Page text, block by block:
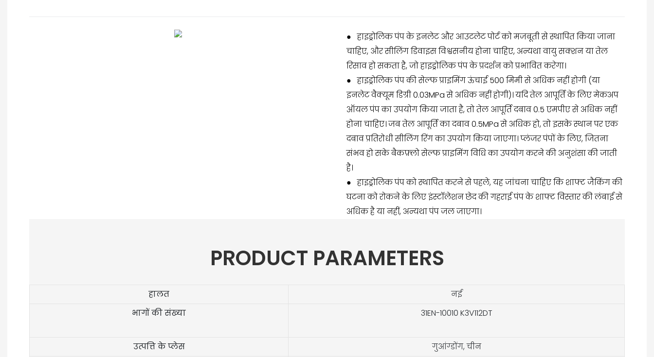
● हाइड्रोलिक पंप के इनलेट और आउटलेट पोर्ट को मजबूती से स्थापित किया जाना
चाहिए, और सीलिंग डिवाइस विश्वसनीय होना चाहिए, अन्यथा वायु सक्शन या तेल
रिसाव हो सकता है, जो हाइड्रोलिक पंप के प्रदर्शन को प्रभावित करेगा।
● हाइड्रोलिक पंप की सेल्फ प्राइमिंग ऊंचाई 500 मिमी से अधिक नहीं होगी (या
इनलेट वैक्यूम डिग्री 0.03MPa से अधिक नहीं होगी)। यदि तेल आपूर्ति के लिए मेकअप
ऑयल पंप का उपयोग किया जाता है, तो तेल आपूर्ति दबाव 0.5 एमपीए से अधिक नहीं
होना चाहिए। जब तेल आपूर्ति का दबाव 0.5MPa से अधिक हो, तो इसके स्थान पर एक
दबाव प्रतिरोधी सीलिंग रिंग का उपयोग किया जाएगा। प्लंजर पंपों के लिए, जितना
संभव हो सके बैकफ़्लो सेल्फ प्राइमिंग विधि का उपयोग करने की अनुशंसा की जाती
है।
● हाइड्रोलिक पंप को स्थापित करने से पहले, यह जांचना चाहिए कि शाफ्ट जैकिंग की
घटना को रोकने के लिए इंस्टॉलेशन छेद की गहराई पंप के शाफ्ट विस्तार की लंबाई से
अधिक है या नहीं, अन्यथा पंप जल जाएगा।
PRODUCT PARAMETERS
हालत
नई
भागों की संख्या
31EN-10010 K3V112DT
उत्पत्ति के प्लेस
गुआंग्डोंग, चीन